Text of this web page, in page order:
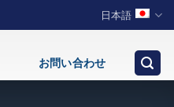
日本語
お問い合わせ